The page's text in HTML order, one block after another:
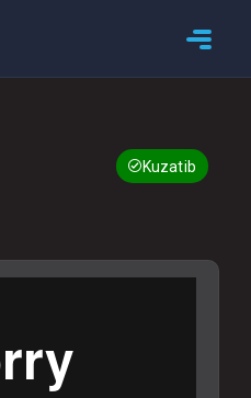
Kuzatib boring